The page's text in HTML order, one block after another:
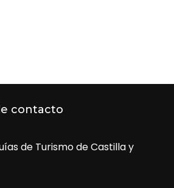
contacto
de Turismo de Castilla y